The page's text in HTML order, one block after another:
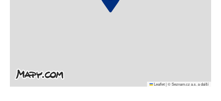
Leaflet|© Seznam.cz a.s. a další